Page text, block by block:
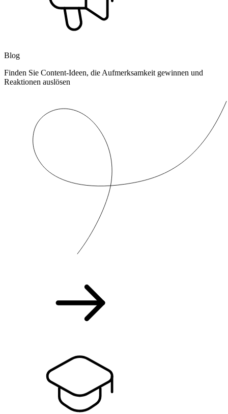
Blog
Finden Sie Content-Ideen, die Aufmerksamkeit gewinnen und
Reaktionen auslösen